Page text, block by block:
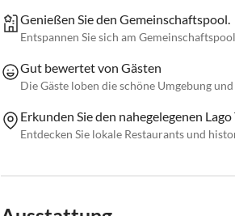
Genießen Sie den Gemeinschaftspool.
Entspannen Sie sich am
Gut bewertet von Gästen
Die Gäste loben die schöne Umgebung
Erkunden Sie den nahegelegenen
Entdecken Sie lokale Restaurants und